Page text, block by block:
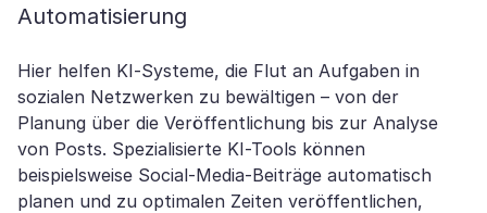
Automatisierung
Hier helfen KI-Systeme, die Flut an Aufgaben in
sozialen Netzwerken zu bewältigen – von der
Planung über die Veröffentlichung bis zur Analyse
von Posts. Spezialisierte KI-Tools können
beispielsweise Social-Media-Beiträge automatisch
planen und zu optimalen Zeiten veröffentlichen,